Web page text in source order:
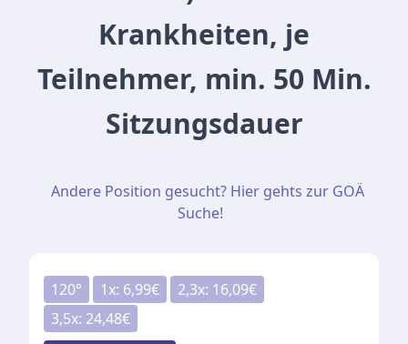
Krankheiten, je
Teilnehmer, min. 50 Min.
Sitzungsdauer
Andere Position gesucht? Hier gehts zur GOÄ
Suche!
120° 1x: 6,99€ 2,3x: 16,09€
3,5x: 24,48€